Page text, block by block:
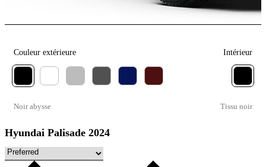
Couleur extérieure
Noir abysse
Intérieur
Tissu noir
Hyundai Palisade 2024